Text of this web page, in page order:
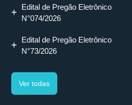
Edital de Pregão Eletrônico
N°074/2026
Edital de Pregão Eletrônico
N°73/2026
Ver todas